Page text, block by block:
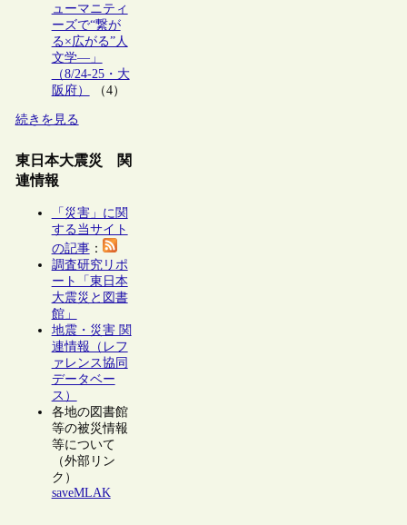
ューマニティ
ーズで“繋が
る×広がる”人
文学―」
（8/24-25・大
阪府）
（4）
続きを見る
東日本大震災 関
連情報
「災害」に関
する当サイト
の記事：
調査研究リポ
ート「東日本
大震災と図書
館」
地震・災害 関
連情報（レフ
ァレンス協同
データベー
ス）
各地の図書館
等の被災情報
等について
（外部リン
ク）
saveMLAK